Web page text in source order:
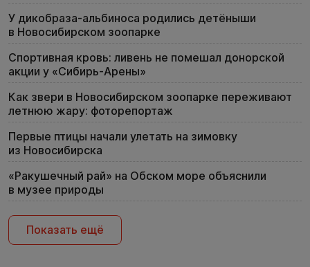
У дикобраза-альбиноса родились детёныши
в Новосибирском зоопарке
Спортивная кровь: ливень не помешал донорской
акции у «Сибирь-Арены»
Как звери в Новосибирском зоопарке переживают
летнюю жару: фоторепортаж
Первые птицы начали улетать на зимовку
из Новосибирска
«Ракушечный рай» на Обском море объяснили
в музее природы
Показать ещё